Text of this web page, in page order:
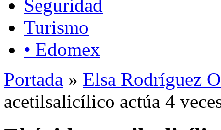
Seguridad
Turismo
• Edomex
Portada » Elsa Rodríguez
acetilsalicílico actúa 4